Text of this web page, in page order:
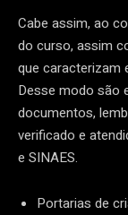
Cabe assim, ao
do curso, assim
que caracterizam
Desse modo são
documentos,
verificado e
e SINAES.
Portarias de